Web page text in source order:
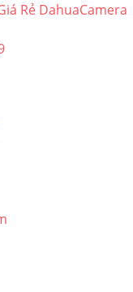
Rẻ DahuaCamera